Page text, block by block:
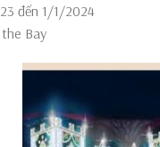
đến 1/1/2024
Bay